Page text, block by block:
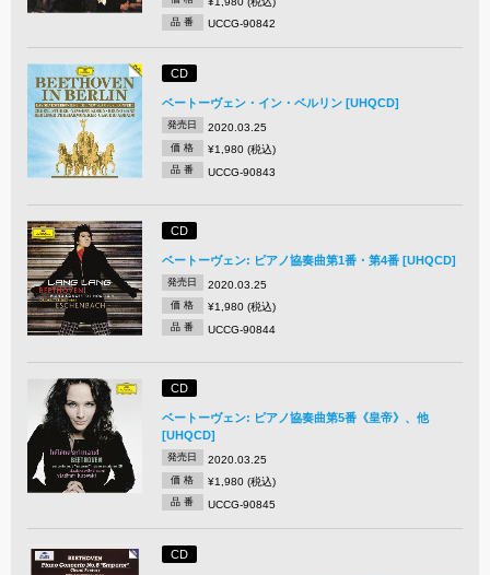
品 番 UCCG-90842
CD
ベートーヴェン・イン・ベルリン [UHQCD]
発売日 2020.03.25
価 格 ¥1,980 (税込)
品 番 UCCG-90843
CD
ベートーヴェン: ピアノ協奏曲第1番・第4番 [UHQCD]
発売日 2020.03.25
価 格 ¥1,980 (税込)
品 番 UCCG-90844
CD
ベートーヴェン: ピアノ協奏曲第5番《皇帝》、他
[UHQCD]
発売日 2020.03.25
価 格 ¥1,980 (税込)
品 番 UCCG-90845
CD